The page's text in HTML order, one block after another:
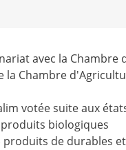
avec la
la Chambre
votée suite aux
produits biologiques
produits de durables